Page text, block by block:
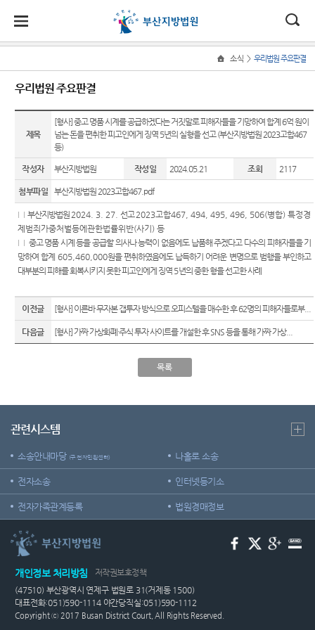
법원
소개
법원장
인사말
연혁
조직 및
전화번
호
재판개
정 및
법정안
관할구
역
시는길
지원
소개
동부지
서부지
원
소식
새소식
우리법
원 주요
판결
포토뉴
스
연구회
자료실
법원게
E-mail
Club
민원
민원안
내
법률상
담안내
자주묻
는질문
유관기
관안내
장애인·
등 지원
을 위한
우선지
원센터
약
무인등
기 안내
자료실
정보
사건검
색
판결서
사본 제
공신청
판결서
인터넷
열람
소통
법원에
바란다
부조리
신고센
터
칭찬합
니다
법원견
학
개
소식 > 우리법원 주요판결
우리법원 주요판결
제목
[형사] 중고 명품 시계를 공급하겠다는 거짓말로 피해자들을 기망하여 합계 6억 원이
넘는 돈을 편취한 피고인에게 징역 5년의 실형을 선고 (부산지방법원 2023고합467
등)
작성자 부산지방법원 작성일 2024.05.21 조회 2117
첨부파일 부산지방법원 2023고합467.pdf
□부산지방법원 2024. 3. 27.선고2023고합467, 494, 495, 496, 506(병합) 특정경
제범죄가중처벌등에관한법률위반(사기) 등
□ 중고 명품 시계 등을 공급할 의사나 능력이 없음에도 납품해 주겠다고 다수의 피해자들을 기
망하여 합계 605,460,000원을 편취하였음에도 납득하기 어려운 변명으로 범행을 부인하고
대부분의 피해를 회복시키지 못한 피고인에게 징역 5년의 중한 형을 선고한 사례
이전글 [형사] 이른바 무자본 갭투자 방식으로 오피스텔을 매수한 후 62명의 피해자들로부...
다음글 [형사] 가짜 가상화폐·주식 투자 사이트를 개설한 후 SNS 등을 통해 가짜 가상...
목록
관련시스템
소송안내마당 (구 전자민원센터) 나홀로 소송
전자소송 인터넷등기소
전자가족관계등록 법원경매정보
개인정보 처리방침
저작권보호정책
(47510) 부산광역시 연제구 법원로 31(거제동 1500)
대표전화:051)590-1114 야간당직실:051)590-1112
Copyright ⓒ 2017 Busan District Court, All Rights Reserved.
원
원
정
보
소
통